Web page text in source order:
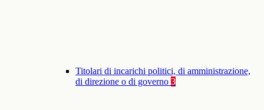
Titolari di incarichi politici, di amministrazione,
di direzione o di governo 3